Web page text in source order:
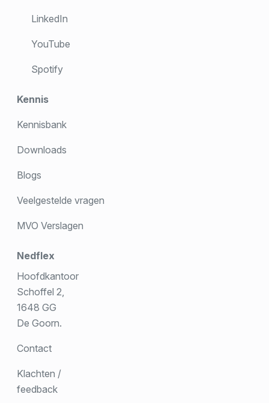
LinkedIn
YouTube
Spotify
Kennis
Kennisbank
Downloads
Blogs
Veelgestelde vragen
MVO Verslagen
Nedflex
Hoofdkantoor
Schoffel 2,
1648 GG
De Goorn.
Contact
Klachten /
feedback